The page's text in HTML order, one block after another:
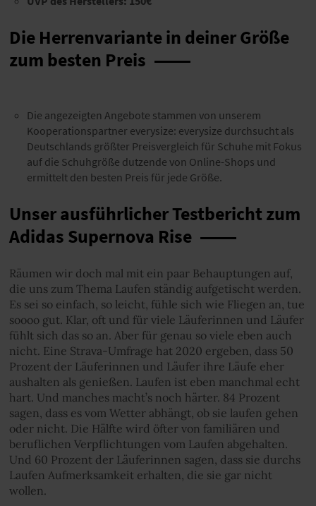
Die Herrenvariante in deiner Größe
zum besten Preis
Die angezeigten Angebote stammen von unserem
Kooperationspartner everysize: everysize durchsucht als
Deutschlands größter Preisvergleich für Schuhe mit Fokus
auf die Schuhgröße dutzende von Online-Shops und
ermittelt den besten Preis für jede Größe.
Unser ausführlicher Testbericht zum
Adidas Supernova Rise
Räumen wir doch mal mit ein paar Behauptungen auf,
die uns zum Thema Laufen ständig aufgetischt werden.
Es sei so einfach, so leicht, fühle sich wie Fliegen an, tue
soooo gut. Klar, oft und für viele Läuferinnen und Läufer
fühlt sich das so an. Aber für genau so viele eben auch
nicht. Eine Strava-Umfrage hat 2020 ergeben, dass 50
Prozent der Läuferinnen und Läufer ihre Läufe eher
aushalten als genießen. Laufen ist eben manchmal echt
hart. Und manches macht’s noch härter. 84 Prozent
sagen, dass es vom Wetter abhängt, ob sie laufen gehen
oder nicht. Die Hälfte wird öfter von familiären und
beruflichen Verpflichtungen vom Laufen abgehalten.
Und 60 Prozent der Läuferinnen sagen, dass sie durchs
Laufen Aufmerksamkeit erhalten, die sie gar nicht
wollen.